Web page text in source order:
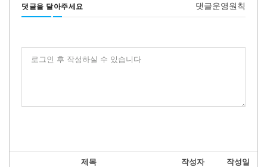
댓글을 달아주세요 댓글운영원칙
로그인 후 작성하실 수 있습니다
제목 작성자 작성일